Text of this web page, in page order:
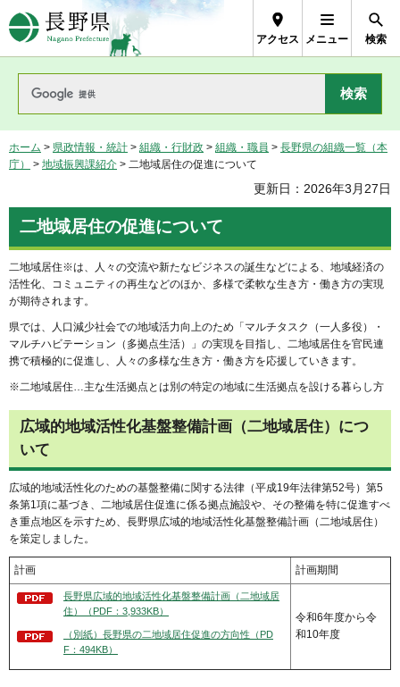
長野県Nagano Prefecture
アクセス メニュー 検索
ホーム > 県政情報・統計 > 組織・行財政 > 組織・職員 > 長野県の組織一覧（本
庁）
> 地域振興課紹介 > 二地域居住の促進について
更新日：2026年3月27日
二地域居住の促進について
二地域居住※は、人々の交流や新たなビジネスの誕生などによる、地域経済の
活性化、コミュニティの再生などのほか、多様で柔軟な生き方・働き方の実現
が期待されます。
県では、人口減少社会での地域活力向上のため「マルチタスク（一人多役）・
マルチハビテーション（多拠点生活）」の実現を目指し、二地域居住を官民連
携で積極的に促進し、人々の多様な生き方・働き方を応援していきます。
※二地域居住…主な生活拠点とは別の特定の地域に生活拠点を設ける暮らし方
広域的地域活性化基盤整備計画（二地域居住）につ
いて
広域的地域活性化のための基盤整備に関する法律（平成19年法律第52号）第5
条第1項に基づき、二地域居住促進に係る拠点施設や、その整備を特に促進すべ
き重点地区を示すため、長野県広域的地域活性化基盤整備計画（二地域居住）
を策定しました。
計画 計画期間
長野県広域的地域活性化基盤整備計画（二地域居
住）（PDF：3,933KB）
（別紙）長野県の二地域居住促進の方向性（PD
F：494KB）
令和6年度から令
和10年度